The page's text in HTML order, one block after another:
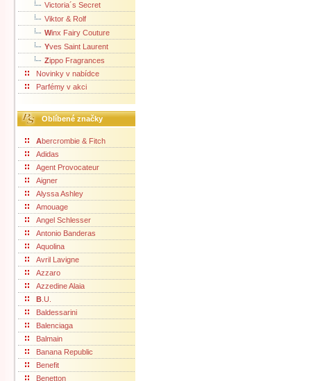
Victoria´s Secret
Viktor & Rolf
Winx Fairy Couture
Yves Saint Laurent
Zippo Fragrances
Novinky v nabídce
Parfémy v akci
Oblíbené značky
Abercrombie & Fitch
Adidas
Agent Provocateur
Aigner
Alyssa Ashley
Amouage
Angel Schlesser
Antonio Banderas
Aquolina
Avril Lavigne
Azzaro
Azzedine Alaia
B .U.
Baldessarini
Balenciaga
Balmain
Banana Republic
Benefit
Benetton